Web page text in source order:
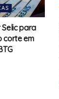
para
corte em